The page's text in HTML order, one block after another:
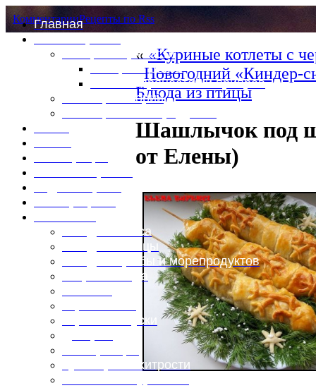
Главная
Специи и пряности
Специи и диета
Каталог пряностей и приправ
Таблица калорий
Блюда из мяса
Блюда из птицы
Блюда из рыбы и морепродуктов
Вторые блюда
Горячие закуски
Кулинарные хитрости
КомментарииРецепты по Rss
««Куриные котлеты с
Новогодний «Киндер-
Блюда из птицы
Шашлычок под
от Елены)